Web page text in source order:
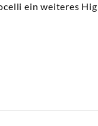
ein weiteres